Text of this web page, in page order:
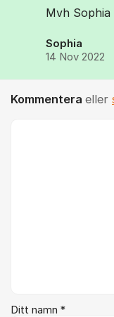
Mvh Sophia
Sophia
14 Nov 2022
Kommentera eller
Ditt namn *